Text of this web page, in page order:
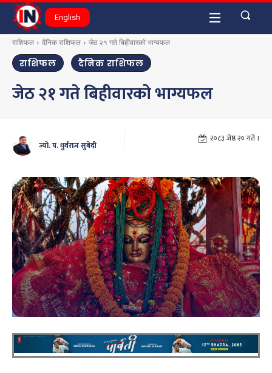
English
राशिफल दैनिक राशिफल जेठ २१ गते बिहीवारको भाग्यफल
राशिफल दैनिक राशिफल
जेठ २१ गते बिहीवारको भाग्यफल
ज्यो. प. धुर्वराज सुबेदी
२०८३ जेष्ठ २० गते ।